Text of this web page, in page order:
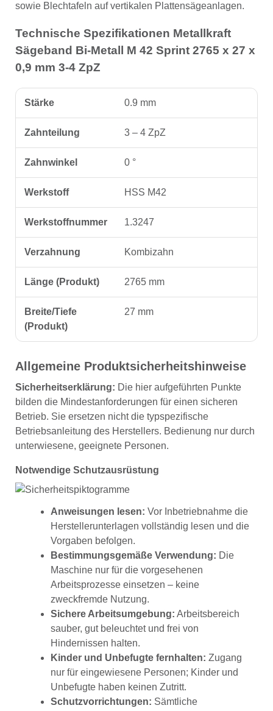
sowie Blechtafeln auf vertikalen Plattensägeanlagen.
Technische Spezifikationen Metallkraft
Sägeband Bi-Metall M 42 Sprint 2765 x 27 x
0,9 mm 3-4 ZpZ
Stärke 0.9 mm
Zahnteilung 3 – 4 ZpZ
Zahnwinkel 0 °
Werkstoff HSS M42
Werkstoffnummer 1.3247
Verzahnung Kombizahn
Länge (Produkt) 2765 mm
Breite/Tiefe
(Produkt)
27 mm
Allgemeine Produktsicherheitshinweise
Sicherheitserklärung: Die hier aufgeführten Punkte
bilden die Mindestanforderungen für einen sicheren
Betrieb. Sie ersetzen nicht die typspezifische
Betriebsanleitung des Herstellers. Bedienung nur durch
unterwiesene, geeignete Personen.
Notwendige Schutzausrüstung
Anweisungen lesen: Vor Inbetriebnahme die
Herstellerunterlagen vollständig lesen und die
Vorgaben befolgen.
Bestimmungsgemäße Verwendung: Die
Maschine nur für die vorgesehenen
Arbeitsprozesse einsetzen – keine
zweckfremde Nutzung.
Sichere Arbeitsumgebung: Arbeitsbereich
sauber, gut beleuchtet und frei von
Hindernissen halten.
Kinder und Unbefugte fernhalten: Zugang
nur für eingewiesene Personen; Kinder und
Unbefugte haben keinen Zutritt.
Schutzvorrichtungen: Sämtliche